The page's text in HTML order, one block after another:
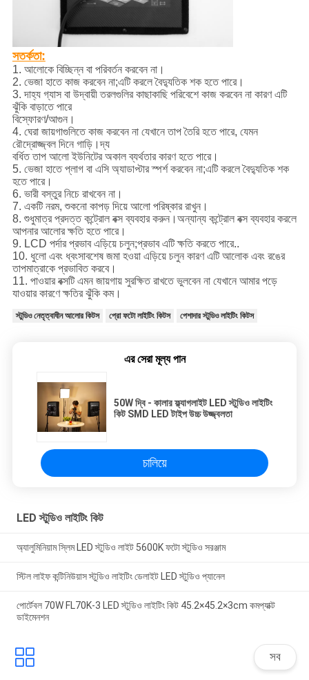
সতর্কতা:
1. আলোকে বিচ্ছিন্ন বা পরিবর্তন করবেন না।
2. ভেজা হাতে কাজ করবেন না;এটি করলে বৈদ্যুতিক শক হতে পারে।
3. দাহ্য গ্যাস বা উদ্বায়ী তরলগুলির কাছাকাছি পরিবেশে কাজ করবেন না কারণ এটি
ঝুঁকি বাড়াতে পারে
বিস্ফোরণ/আগুন।
4. ঘেরা জায়গাগুলিতে কাজ করবেন না যেখানে তাপ তৈরি হতে পারে, যেমন
রৌদ্রোজ্জ্বল দিনে গাড়ি।দ্য
বর্ধিত তাপ আলো ইউনিটের অকাল ব্যর্থতার কারণ হতে পারে।
5. ভেজা হাতে প্লাগ বা এসি অ্যাডাপ্টার স্পর্শ করবেন না;এটি করলে বৈদ্যুতিক শক
হতে পারে।
6. ভারী বস্তুর নিচে রাখবেন না।
7. একটি নরম, শুকনো কাপড় দিয়ে আলো পরিষ্কার রাখুন।
8. শুধুমাত্র প্রদত্ত কন্ট্রোল বক্স ব্যবহার করুন।অন্যান্য কন্ট্রোল বক্স ব্যবহার করলে
আপনার আলোর ক্ষতি হতে পারে।
9. LCD পর্দার প্রভাব এড়িয়ে চলুন;প্রভাব এটি ক্ষতি করতে পারে..
10. ধুলো এবং ধ্বংসাবশেষ জমা হওয়া এড়িয়ে চলুন কারণ এটি আলোক এবং রঙের
তাপমাত্রাকে প্রভাবিত করবে।
11. পাওয়ার বক্সটি এমন জায়গায় সুরক্ষিত রাখতে ভুলবেন না যেখানে আমার পড়ে
যাওয়ার কারণে ক্ষতির ঝুঁকি কম।
স্টুডিও নেতৃত্বাধীন আলোর কিটস প্রো ফটো লাইটিং কিটস পেশাদার স্টুডিও লাইটিং কিটস
এর সেরা মূল্য পান
50W দ্বি - কালার ফ্ল্যাগলাইট LED স্টুডিও লাইটিং
কিট SMD LED টাইপ উচ্চ উজ্জ্বলতা
চালিয়ে
LED স্টুডিও লাইটিং কিট
অ্যালুমিনিয়াম স্লিম LED স্টুডিও লাইট 5600K ফটো স্টুডিও সরঞ্জাম
স্টিল লাইফ কন্টিনিউয়াস স্টুডিও লাইটিং ডেলাইট LED স্টুডিও প্যানেল
পোর্টেবল 70W FL70K-3 LED স্টুডিও লাইটিং কিট 45.2×45.2×3cm কমপ্যাক্ট
ডাইমেনশন
সব